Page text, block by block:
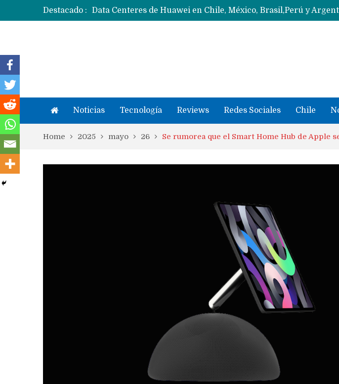
Destacado :
Noticias Tecnología Reviews Redes Sociales Chile
Home 2025 mayo 26 Se rumorea que el Smart Home Hub de Apple